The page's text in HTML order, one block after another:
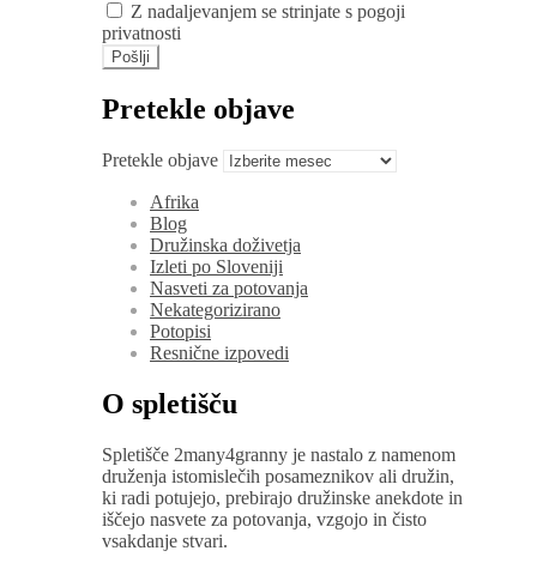
Z nadaljevanjem se strinjate s pogoji
privatnosti
Pretekle objave
Pretekle objave
Afrika
Blog
Družinska doživetja
Izleti po Sloveniji
Nasveti za potovanja
Nekategorizirano
Potopisi
Resnične izpovedi
O spletišču
Spletišče 2many4granny je nastalo z namenom
druženja istomislečih posameznikov ali družin,
ki radi potujejo, prebirajo družinske anekdote in
iščejo nasvete za potovanja, vzgojo in čisto
vsakdanje stvari.